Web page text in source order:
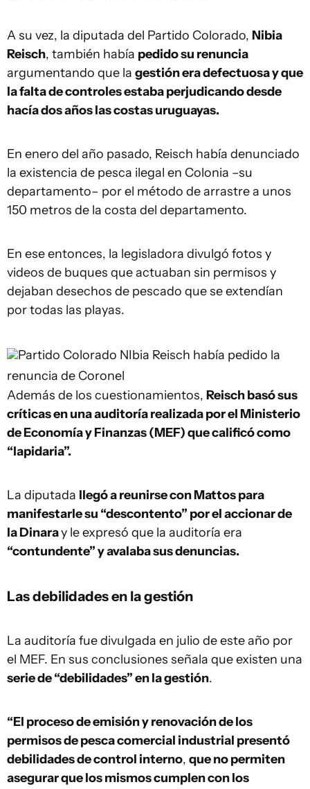
A su vez, la diputada del Partido Colorado, Nibia
Reisch, también había pedido su renuncia
argumentando que la gestión era defectuosa y que
la falta de controles estaba perjudicando desde
hacía dos años las costas uruguayas.
En enero del año pasado, Reisch había denunciado
la existencia de pesca ilegal en Colonia –su
departamento– por el método de arrastre a unos
150 metros de la costa del departamento.
En ese entonces, la legisladora divulgó fotos y
videos de buques que actuaban sin permisos y
dejaban desechos de pescado que se extendían
por todas las playas.
Partido Colorado NIbia Reisch había pedido la
renuncia de Coronel
Además de los cuestionamientos, Reisch basó sus
críticas en una auditoría realizada por el Ministerio
de Economía y Finanzas (MEF) que calificó como
“lapidaria”.
La diputada llegó a reunirse con Mattos para
manifestarle su “descontento” por el accionar de
la Dinaray le expresó que la auditoría era
“contundente” y avalaba sus denuncias.
Las debilidades en la gestión
La auditoría fue divulgada en julio de este año por
el MEF. En sus conclusiones señala que existen una
serie de “debilidades” en la gestión.
“El proceso de emisión y renovación de los
permisos de pesca comercial industrial presentó
debilidades de control interno, que no permiten
asegurar que los mismos cumplen con los